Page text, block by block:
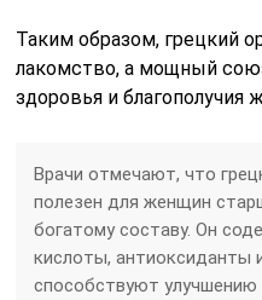
Таким образом, грецкий
лакомство, а мощный
здоровья и благополучия
Врачи отмечают, что
полезен для женщин
богатому составу. Он
кислоты, антиоксиданты
способствуют